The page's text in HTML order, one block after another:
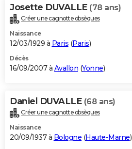
Josette DUVALLE (78 ans)
Créer une cagnotte obsèques
Naissance
12/03/1929 à Paris (Paris)
Décès
16/09/2007 à Avallon (Yonne)
Daniel DUVALLE (68 ans)
Créer une cagnotte obsèques
Naissance
20/09/1937 à Bologne (Haute-Marne)